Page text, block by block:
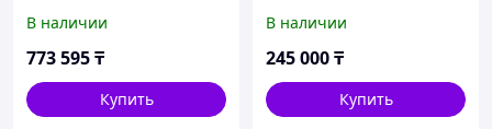
В наличии
773 595₸
Купить
В наличии
245 000₸
Купить